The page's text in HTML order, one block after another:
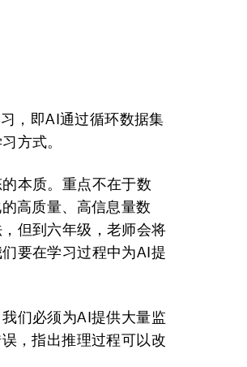
，即AI通过循环数据集
方式。
本质。重点不在于数
高质量、高信息量数
但到六年级，老师会将
要在学习过程中为AI提
们必须为AI提供大量监
，指出推理过程可以改